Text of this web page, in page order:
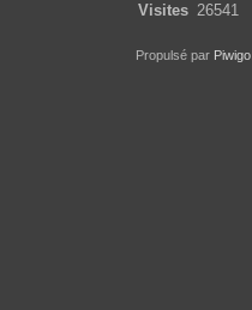
Visites 26541
Propulsé par Piwigo